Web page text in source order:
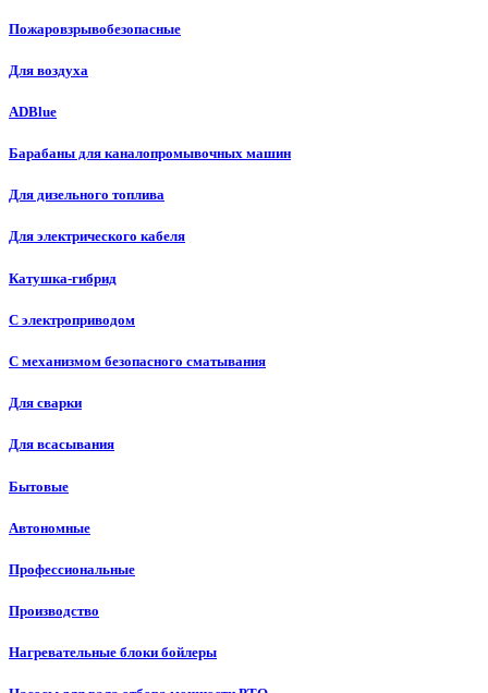
Пожаровзрывобезопасные
Для воздуха
ADBlue
Барабаны для каналопромывочных машин
Для дизельного топлива
Для электрического кабеля
Катушка-гибрид
С электроприводом
С механизмом безопасного сматывания
Для сварки
Для всасывания
Бытовые
Автономные
Профессиональные
Производство
Нагревательные блоки бойлеры